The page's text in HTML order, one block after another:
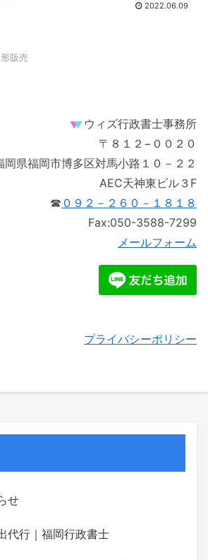
2022.06.09
販売
ウィズ行政書士事務所
〒８１２−００２０
岡県福岡市博多区対馬小路１０－２２
AEC天神東ビル３F
☎ ０９２－２６０－１８１８
Fax:050-3588-7299
メールフォーム
プライバシーポリシー
せ
代行｜福岡行政書士